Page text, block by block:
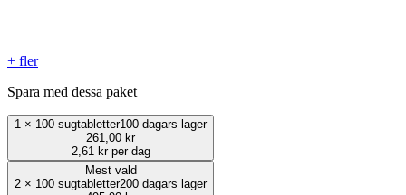
+ fler
Spara med dessa paket
1 × 100 sugtabletter100 dagars lager
261,00 kr
2,61 kr per dag
Mest vald
2 × 100 sugtabletter200 dagars lager